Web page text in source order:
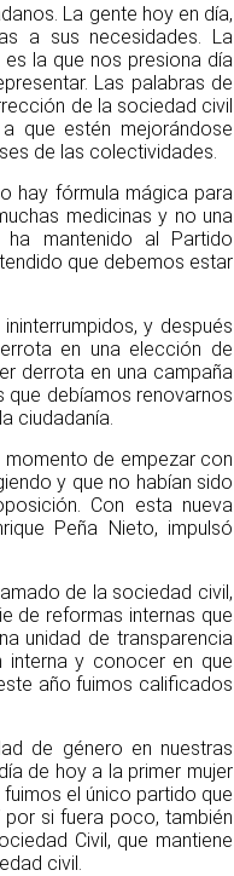
La gente hoy en día,
a sus necesidades. La
la que nos presiona día
Las palabras de
de la sociedad civil
que estén mejorándose
de las colectividades.
hay fórmula mágica para
medicinas y no una
mantenido al Partido
que debemos estar
y después
en una elección de
derrota en una campaña
que debíamos renovarnos
ciudadanía.
de empezar con
y que no habían sido
Con esta nueva
Peña Nieto, impulsó
de la sociedad civil,
de reformas internas que
unidad de transparencia
interna y conocer en que
año fuimos calificados
de género en nuestras
de hoy a la primer mujer
el único partido que
si fuera poco, también
Civil, que mantiene
civil.